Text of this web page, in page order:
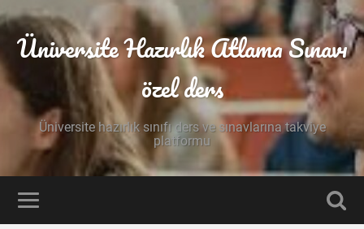
Üniversite Hazırlık Atlama Sınavı
özel ders
Üniversite hazırlık sınıfı ders ve sınavlarına takviye
platformu